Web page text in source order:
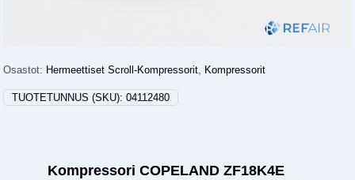
Osastot: Hermeettiset Scroll-Kompressorit, Kompressorit
TUOTETUNNUS (SKU):04112480
Kompressori COPELAND ZF18K4E